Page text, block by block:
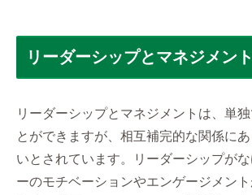
リーダーシップとマネジメン
リーダーシップとマネジメントは、単
とができますが、相互補完的な関係に
いとされています。リーダーシップが
ーのモチベーションやエンゲージメン